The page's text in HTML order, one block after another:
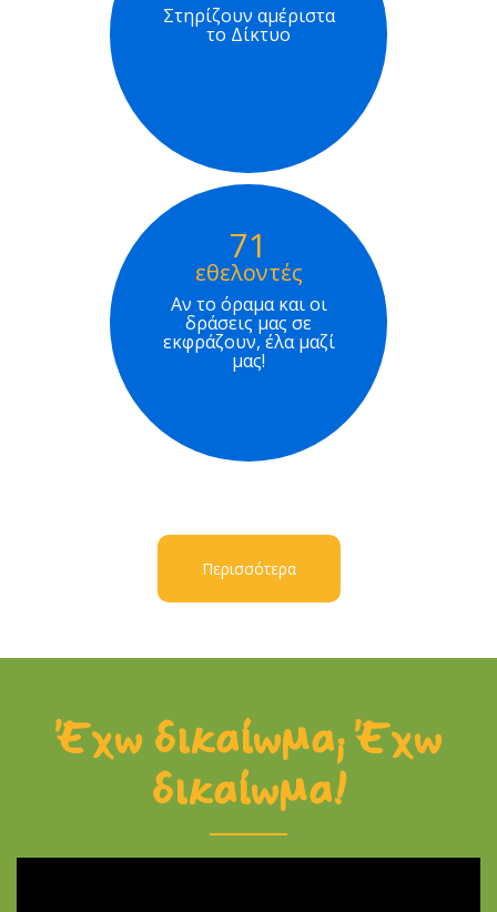
Στηρίζουν αμέριστα
το Δίκτυο
71
εθελοντές
Αν το όραμα και οι
δράσεις μας σε
εκφράζουν, έλα μαζί
μας!
Περισσότερα
Έχω δικαίωμα; Έχω
δικαίωμα!